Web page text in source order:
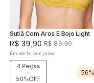
Sutiã Com Aros E Bojo Light
R$ 39 90 R$ 89,90
Em até1x sem juros
4 Peças
-
50%OFF
56%